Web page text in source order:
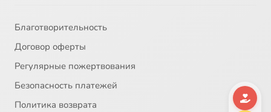
Благотворительность
Договор оферты
Регулярные пожертвования
Безопасность платежей
Политика возврата